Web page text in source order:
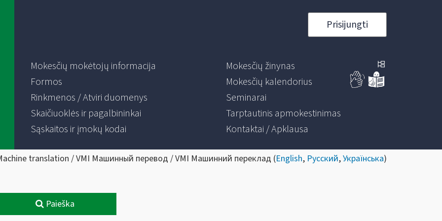
Prisijungti
Mokesčių mokėtojų informacija
Formos
Rinkmenos / Atviri duomenys
Skaičiuoklės ir pagalbininkai
Sąskaitos ir įmokų kodai
Mokesčių žinynas
Mokesčių kalendorius
Seminarai
Tarptautinis apmokestinimas
Kontaktai / Apklausa
translation / VMI Машинный перевод / VMI Машинний переклад (English, Русский,Українська)
Paieška